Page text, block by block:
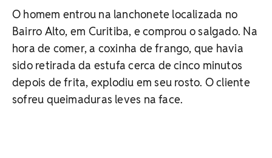
O homem entrou na lanchonete localizada no
Bairro Alto, em Curitiba, e comprou o salgado. Na
hora de comer, a coxinha de frango, que havia
sido retirada da estufa cerca de cinco minutos
depois de frita, explodiu em seu rosto. O cliente
sofreu queimaduras leves na face.